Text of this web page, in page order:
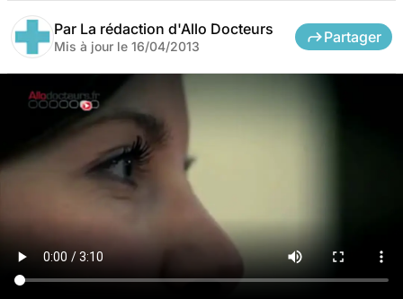
Par La rédaction d'Allo Docteurs
Mis à jour le 16/04/2013
Partager